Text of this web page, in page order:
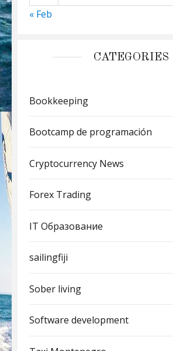
« Feb
CATEGORIES
Bookkeeping
Bootcamp de programación
Cryptocurrency News
Forex Trading
IT Образование
sailingfiji
Sober living
Software development